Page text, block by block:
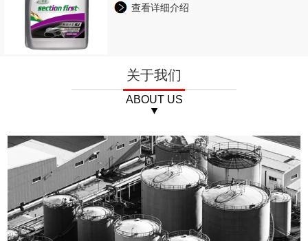
查看详细介绍
关于我们
ABOUT US